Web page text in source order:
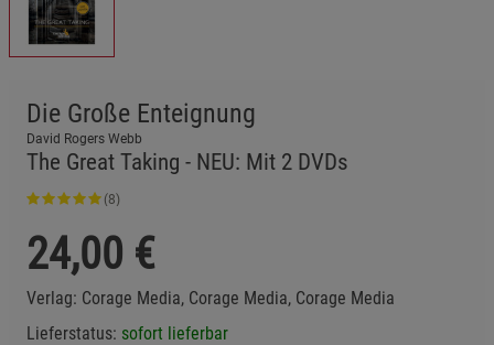
Die Große Enteignung
David Rogers Webb
The Great Taking - NEU: Mit 2 DVDs
(8)
24,00 €
Verlag: Corage Media, Corage Media, Corage Media
Lieferstatus: sofort lieferbar